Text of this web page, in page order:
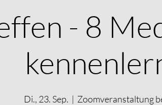
- 8
Di., 23. Sep.
  |
Zoomveranstaltung